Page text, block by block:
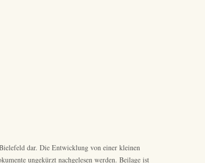
dar. Die Entwicklung von einer kleinen
ungekürzt nachgelesen werden. Beilage ist